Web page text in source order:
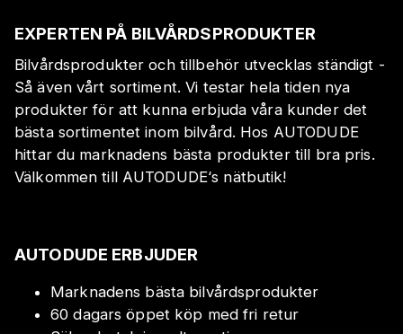
EXPERTEN PÅ BILVÅRDSPRODUKTER
Bilvårdsprodukter och tillbehör utvecklas ständigt -
Så även vårt sortiment. Vi testar hela tiden nya
produkter för att kunna erbjuda våra kunder det
bästa sortimentet inom bilvård. Hos AUTODUDE
hittar du marknadens bästa produkter till bra pris.
Välkommen till AUTODUDE‘s nätbutik!
AUTODUDE ERBJUDER
Marknadens bästa bilvårdsprodukter
60 dagars öppet köp med fri retur